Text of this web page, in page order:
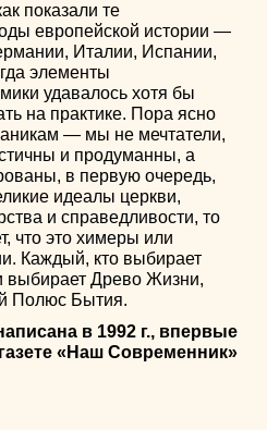
показали те
европейской истории —
Италии, Испании,
элементы
удавалось хотя бы
на практике. Пора ясно
— мы не мечтатели,
и продуманны, а
в первую очередь,
идеалы церкви,
и справедливости, то
что это химеры или
Каждый, кто выбирает
выбирает Древо Жизни,
Полюс Бытия.
в 1992 г., впервые
«Наш Современник»